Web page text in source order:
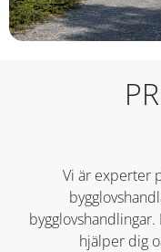
Vi är experter
hjälper dig